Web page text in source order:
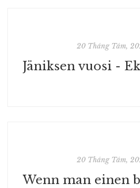
20 Tháng Tám,
20 Tháng Tám,